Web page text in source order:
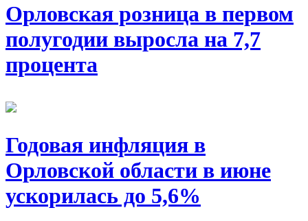
Орловская розница в первом
полугодии выросла на 7,7
процента
Годовая инфляция в
Орловской области в июне
ускорилась до 5,6%